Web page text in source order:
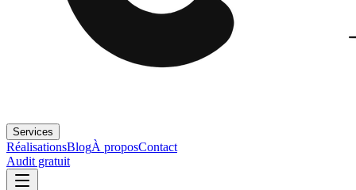
Services
RéalisationsBlogÀ proposContact
Audit gratuit